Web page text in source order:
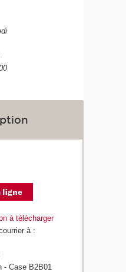
à télécharger
à :
- Case B2B01